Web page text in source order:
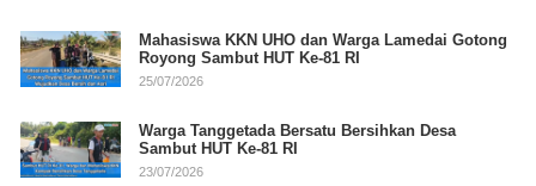
Mahasiswa KKN UHO dan Warga Lamedai Gotong
Royong Sambut HUT Ke-81 RI
25/07/2026
Warga Tanggetada Bersatu Bersihkan Desa
Sambut HUT Ke-81 RI
23/07/2026